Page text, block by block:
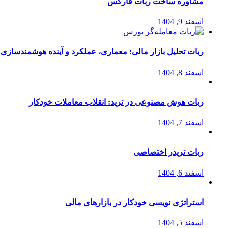
اسفند 9, 1404
ربات تحلیل بازار مالی: معماری، عملکرد و آینده
اسفند 8, 1404
ربات هوش مصنوعی در ترید: انقلاب معاملات خودکار
اسفند 7, 1404
ربات تریدر اختصاصی
اسفند 6, 1404
استراتژی‌ نویسی خودکار در بازارهای مالی
اسفند 5, 1404